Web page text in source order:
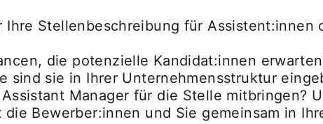
Stellenbeschreibung für Assistent:innen
die potenzielle Kandidat:innen
sind sie in Ihrer Unternehmensstruktur
Manager für die Stelle mitbringen?
Bewerber:innen und Sie gemeinsam in